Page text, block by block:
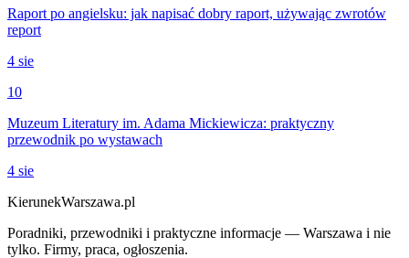
Raport po angielsku: jak napisać dobry raport, używając zwrotów
report
4 sie
10
Muzeum Literatury im. Adama Mickiewicza: praktyczny
przewodnik po wystawach
4 sie
KierunekWarszawa.pl
Poradniki, przewodniki i praktyczne informacje — Warszawa i nie
tylko. Firmy, praca, ogłoszenia.